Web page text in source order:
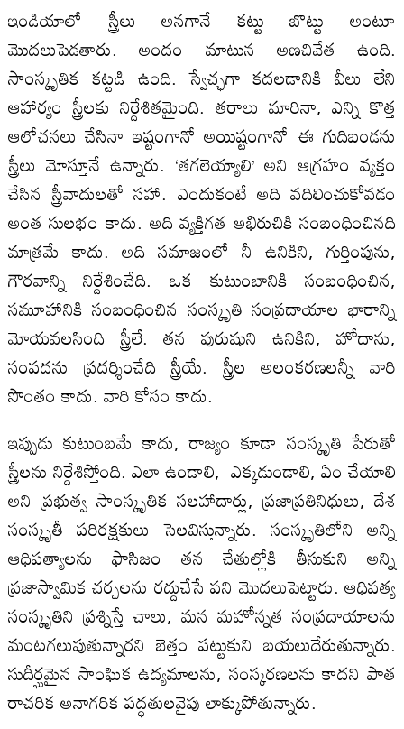
ఇండియాలో స్త్రీలు అనగానే కట్టు బొట్టు అంటూ
మొదలుపెడతారు. అందం మాటున అణచివేత ఉంది.
సాంస్కృతిక కట్టడి ఉంది. స్వేచ్ఛగా కదలడానికి వీలు లేని
ఆహార్యం స్త్రీలకు నిర్దేశితమైంది. తరాలు మారినా, ఎన్ని కొత్త
ఆలోచనలు చేసినా ఇష్టంగానో అయిష్టంగానో ఈ గుదిబండను
స్త్రీలు మోస్తూనే ఉన్నారు. ‘తగలెయ్యాలి’ అని ఆగ్రహం వ్యక్తం
చేసిన స్త్రీవాదులతో సహా. ఎందుకంటే అది వదిలించుకోవడం
అంత సులభం కాదు. అది వ్యక్తిగత అభిరుచికి సంబంధించినది
మాత్రమే కాదు. అది సమాజంలో నీ ఉనికిని, గుర్తింపును,
గౌరవాన్ని నిర్దేశించేది. ఒక కుటుంబానికి సంబంధించిన,
సమూహానికి సంబంధించిన సంస్కృతి సంప్రదాయాల భారాన్ని
మోయవలసింది స్త్రీలే. తన పురుషుని ఉనికిని, హోదాను,
సంపదను ప్రదర్శించేది స్త్రీయే. స్త్రీల అలంకరణలన్నీ వారి
సొంతం కాదు. వారి కోసం కాదు.
ఇప్పుడు కుటుంబమే కాదు, రాజ్యం కూడా సంస్కృతి పేరుతో
స్త్రీలను నిర్దేశిస్తోంది. ఎలా ఉండాలి, ఎక్కడుండాలి, ఏం చేయాలి
అని ప్రభుత్వ సాంస్కృతిక సలహాదార్లు, ప్రజాప్రతినిధులు, దేశ
సంస్కృతీ పరిరక్షకులు సెలవిస్తున్నారు. సంస్కృతిలోని అన్ని
ఆధిపత్యాలను ఫాసిజం తన చేతుల్లోకి తీసుకుని అన్ని
ప్రజాస్వామిక చర్చలను రద్దుచేసే పని మొదలుపెట్టారు. ఆధిపత్య
సంస్కృతిని ప్రశ్నిస్తే చాలు, మన మహోన్నత సంప్రదాయాలను
మంటగలుపుతున్నారని బెత్తం పట్టుకుని బయలుదేరుతున్నారు.
సుదీర్ఘమైన సాంఘిక ఉద్యమాలను, సంస్కరణలను కాదని పాత
రాచరిక అనాగరిక పద్ధతులవైపు లాక్కుపోతున్నారు.